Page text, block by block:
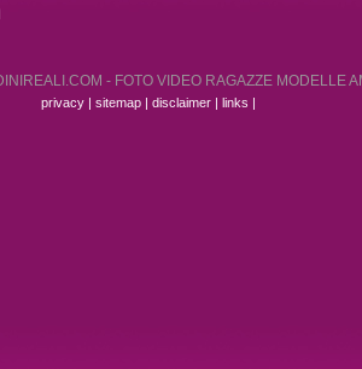
privacy | sitemap | disclaimer | links |
- FOTO VIDEO RAGAZZE MODELLE